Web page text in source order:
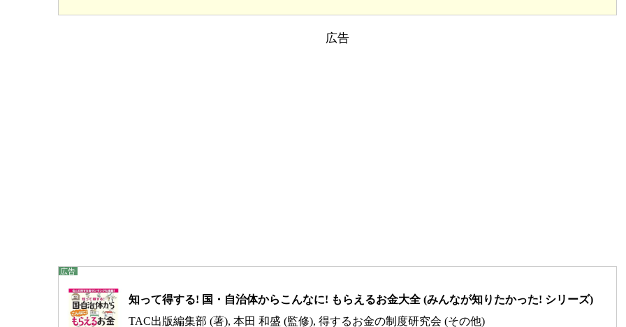
知って得する! 国・自治体からこんなに! もらえるお金大全 (みんなが知りたかった! シリーズ)
TAC出版編集部 (著), 本田 和盛 (監修), 得するお金の制度研究会 (その他)